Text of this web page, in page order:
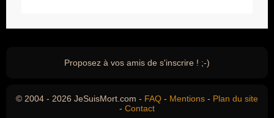
Proposez à vos amis de s'inscrire ! ;-)
© 2004 - 2026 JeSuisMort.com - FAQ - Mentions - Plan du site
- Contact